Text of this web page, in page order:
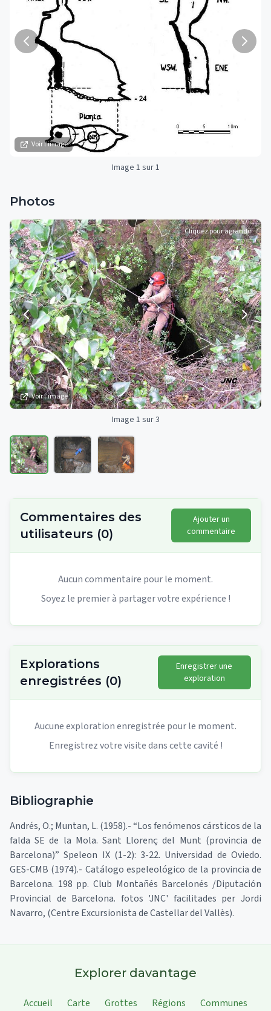
Voir l'image
Image 1 sur 1
Photos
Voir l'image
Cliquez pour agrandir
Image 1 sur 3
Commentaires des
utilisateurs (0)
Ajouter un
commentaire
Aucun commentaire pour le moment.
Soyez le premier à partager votre expérience !
Explorations
enregistrées (0)
Enregistrer une
exploration
Aucune exploration enregistrée pour le moment.
Enregistrez votre visite dans cette cavité !
Bibliographie
Andrés, O.; Muntan, L. (1958).- “Los fenómenos cársticos de la
falda SE de la Mola. Sant Llorenç del Munt (provincia de
Barcelona)” Speleon IX (1-2): 3-22. Universidad de Oviedo.
GES-CMB (1974).- Catálogo espeleológico de la provincia de
Barcelona. 198 pp. Club Montañés Barcelonés /Diputación
Provincial de Barcelona. fotos 'JNC' facilitades per Jordi
Navarro, (Centre Excursionista de Castellar del Vallès).
Explorer davantage
Accueil Carte Grottes Régions Communes